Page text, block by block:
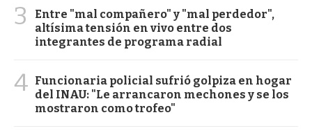
3
Entre "mal compañero" y "mal perdedor",
altísima tensión en vivo entre dos
integrantes de programa radial
4 Funcionaria policial sufrió golpiza en hogar
del INAU: "Le arrancaron mechones y se los
mostraron como trofeo"